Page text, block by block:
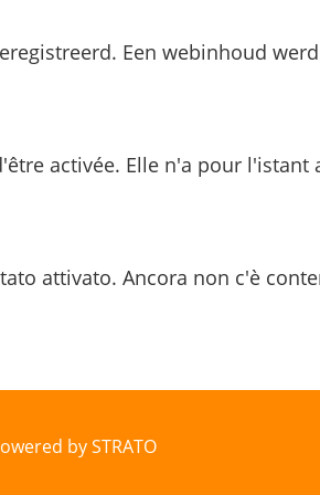
Een webinhoud
activée. Elle n'a pour l'istant
attivato. Ancora non c'è
by STRATO